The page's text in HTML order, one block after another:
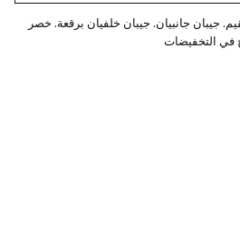
جيبان جانبيان. جيبان خلفيان برقعة. خصر
في التخفيضات